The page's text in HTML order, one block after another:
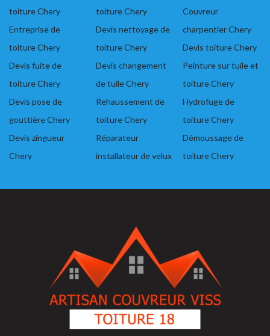
toiture Chery
Entreprise de
toiture Chery
Devis fuite de
toiture Chery
Devis pose de
gouttière Chery
Devis zingueur
Chery
toiture Chery
Devis nettoyage de
toiture Chery
Devis changement
de tuile Chery
Rehaussement de
toiture Chery
Réparateur
installateur de velux
Couvreur
charpentier Chery
Devis toiture Chery
Peinture sur tuile et
toiture Chery
Hydrofuge de
toiture Chery
Démoussage de
toiture Chery